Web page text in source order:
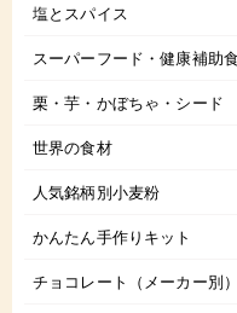
塩とスパイス
スーパーフード・健康補助
栗・芋・かぼちゃ・シード
世界の食材
人気銘柄別小麦粉
かんたん手作りキット
チョコレート（メーカー別）